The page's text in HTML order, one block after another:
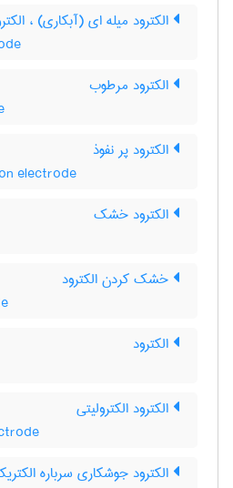
الکترود میله ای (آبکاری) ،
الکترود مرطوب
الکترود پر نفوذ
electrode
الکترود خشک
خشک کردن الکترود
الکترود
الکترود الکترولیتی
الکترود جوشکاری سرباره